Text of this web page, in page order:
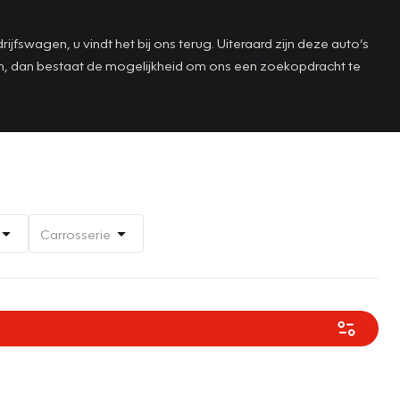
u vindt het bij ons terug. Uiteraard zijn deze auto’s
dan bestaat de mogelijkheid om ons een zoekopdracht te
Carrosserie